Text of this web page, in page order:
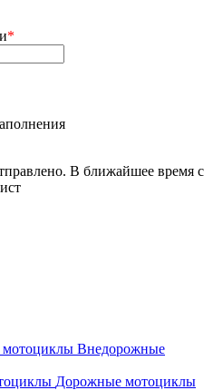
*
В ближайшее время с
Внедорожные
Дорожные мотоциклы